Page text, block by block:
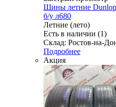
Шины летние Dunlop
б/у л680
Летние (лето)
Есть в наличии (1)
Склад: Ростов-на-
Подробнее
Акция